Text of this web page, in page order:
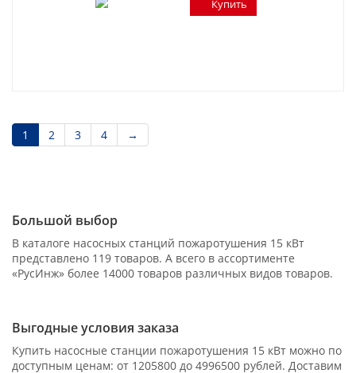
Купить
1 2 3 4 →
Большой выбор
В каталоге насосных станций пожаротушения 15 кВт
представлено 119 товаров. А всего в ассортименте
«РусИнж» более 14000 товаров различных видов товаров.
Выгодные условия заказа
Купить насосные станции пожаротушения 15 кВт можно по
доступным ценам: от 1205800 до 4996500 рублей. Доставим